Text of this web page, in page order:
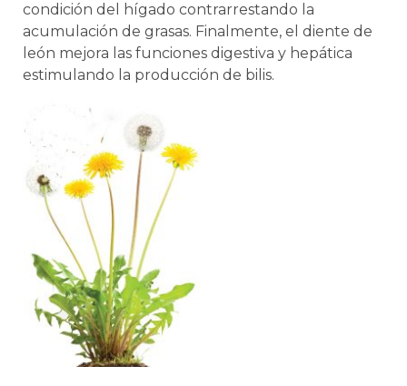
condición del hígado contrarrestando la
acumulación de grasas. Finalmente, el diente de
león mejora las funciones digestiva y hepática
estimulando la producción de bilis.